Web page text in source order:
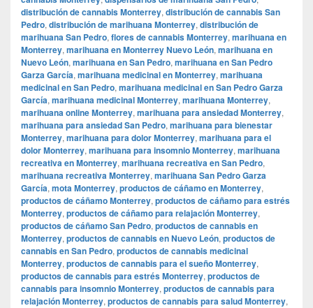
distribución de cannabis Monterrey, distribución de cannabis San
Pedro, distribución de marihuana Monterrey, distribución de
marihuana San Pedro, flores de cannabis Monterrey, marihuana en
Monterrey, marihuana en Monterrey Nuevo León, marihuana en
Nuevo León, marihuana en San Pedro, marihuana en San Pedro
Garza García, marihuana medicinal en Monterrey, marihuana
medicinal en San Pedro, marihuana medicinal en San Pedro Garza
García, marihuana medicinal Monterrey, marihuana Monterrey,
marihuana online Monterrey, marihuana para ansiedad Monterrey,
marihuana para ansiedad San Pedro, marihuana para bienestar
Monterrey, marihuana para dolor Monterrey, marihuana para el
dolor Monterrey, marihuana para insomnio Monterrey, marihuana
recreativa en Monterrey, marihuana recreativa en San Pedro,
marihuana recreativa Monterrey, marihuana San Pedro Garza
García, mota Monterrey, productos de cáñamo en Monterrey,
productos de cáñamo Monterrey, productos de cáñamo para estrés
Monterrey, productos de cáñamo para relajación Monterrey,
productos de cáñamo San Pedro, productos de cannabis en
Monterrey, productos de cannabis en Nuevo León, productos de
cannabis en San Pedro, productos de cannabis medicinal
Monterrey, productos de cannabis para el sueño Monterrey,
productos de cannabis para estrés Monterrey, productos de
cannabis para insomnio Monterrey, productos de cannabis para
relajación Monterrey, productos de cannabis para salud Monterrey,